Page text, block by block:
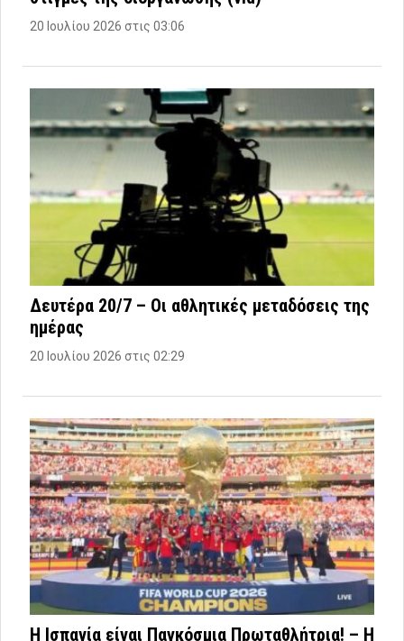
20 Ιουλίου 2026 στις 03:06
Δευτέρα 20/7 – Οι αθλητικές μεταδόσεις της
ημέρας
20 Ιουλίου 2026 στις 02:29
Η Ισπανία είναι Παγκόσμια Πρωταθλήτρια! – Η